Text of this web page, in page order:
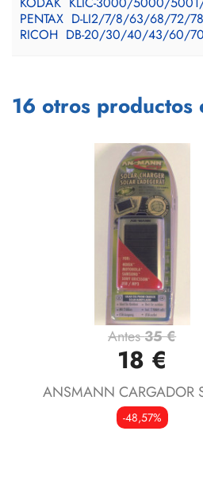
PENTAX D-LI2/7/8/63/68/72/78
RICOH DB-20/30/40/43/60/
16 otros productos
Vista rápida
Antes35 €
18 €
ANSMANN CARGADOR
-48,57%